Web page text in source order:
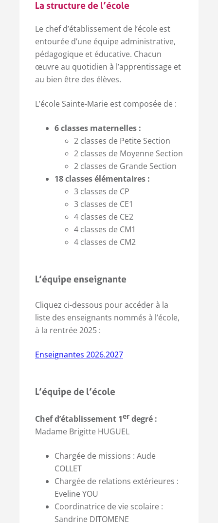
La structure de l’école
Le chef d’établissement de l’école est
entourée d’une équipe administrative,
pédagogique et éducative. Chacun
œuvre au quotidien à l’apprentissage et
au bien être des élèves.
L’école Sainte-Marie est composée de :
6 classes maternelles :
2 classes de Petite Section
2 classes de Moyenne Section
2 classes de Grande Section
18 classes élémentaires :
3 classes de CP
3 classes de CE1
4 classes de CE2
4 classes de CM1
4 classes de CM2
L’équipe enseignante
Cliquez ci-dessous pour accéder à la
liste des enseignants nommés à l’école,
à la rentrée 2025 :
Enseignantes 2026.2027
L’équipe de l’école
Chef d’établissement 1er degré :
Madame Brigitte HUGUEL
Chargée de missions : Aude
COLLET
Chargée de relations extérieures :
Eveline YOU
Coordinatrice de vie scolaire :
Sandrine DITOMENE